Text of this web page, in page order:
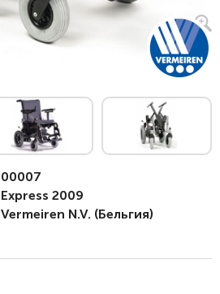
00007
Express 2009
Vermeiren N.V. (Бельгия)